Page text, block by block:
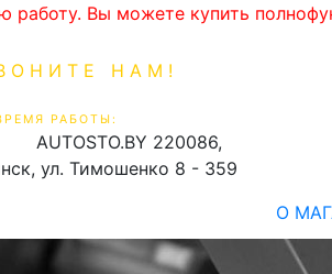
работу. Вы можете купить
НАМ!
РАБОТЫ:
AUTOSTO.BY 220086,
ул. Тимошенко 8 - 359
О